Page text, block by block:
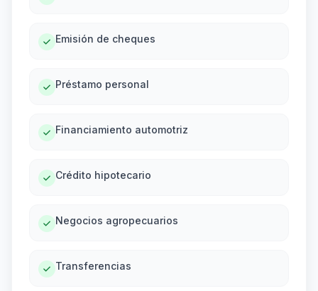
Emisión de cheques
Préstamo personal
Financiamiento automotriz
Crédito hipotecario
Negocios agropecuarios
Transferencias